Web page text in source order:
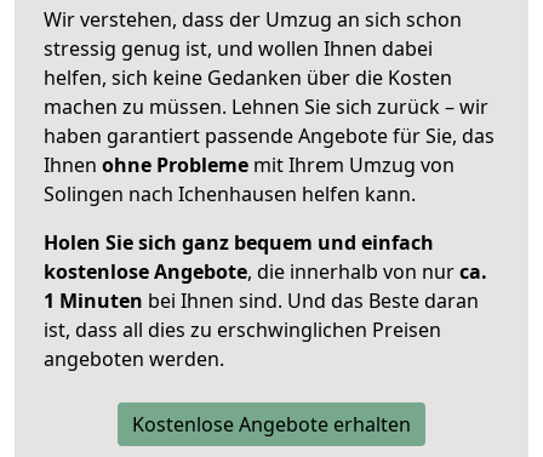
Wir verstehen, dass der Umzug an sich schon
stressig genug ist, und wollen Ihnen dabei
helfen, sich keine Gedanken über die Kosten
machen zu müssen. Lehnen Sie sich zurück – wir
haben garantiert passende Angebote für Sie, das
Ihnen ohne Probleme mit Ihrem Umzug von
Solingen nach Ichenhausen helfen kann.
Holen Sie sich ganz bequem und einfach
kostenlose Angebote, die innerhalb von nurca.
1 Minuten bei Ihnen sind. Und das Beste daran
ist, dass all dies zu erschwinglichen Preisen
angeboten werden.
Kostenlose Angebote erhalten